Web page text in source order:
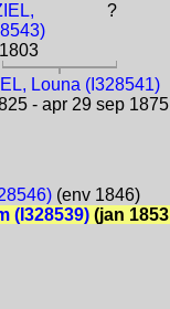
?
Louna (I328541)
- apr 29 sep 1875
(env 1846)
(I328539)(jan